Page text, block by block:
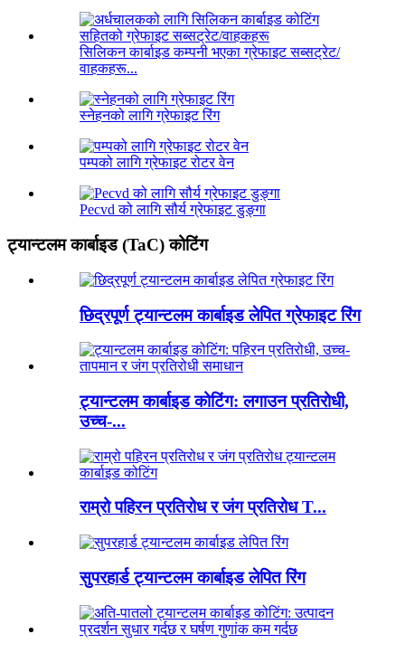
सिलिकन कार्बाइड कम्पनी भएका ग्रेफाइट सब्सट्रेट/
वाहकहरू...
स्नेहनको लागि ग्रेफाइट रिंग
पम्पको लागि ग्रेफाइट रोटर वेन
Pecvd को लागि सौर्य ग्रेफाइट डुङ्गा
ट्यान्टलम कार्बाइड (TaC) कोटिंग
छिद्रपूर्ण ट्यान्टलम कार्बाइड लेपित ग्रेफाइट रिंग
ट्यान्टलम कार्बाइड कोटिंग: लगाउन प्रतिरोधी,
उच्च-...
राम्रो पहिरन प्रतिरोध र जंग प्रतिरोध T...
सुपरहार्ड ट्यान्टलम कार्बाइड लेपित रिंग